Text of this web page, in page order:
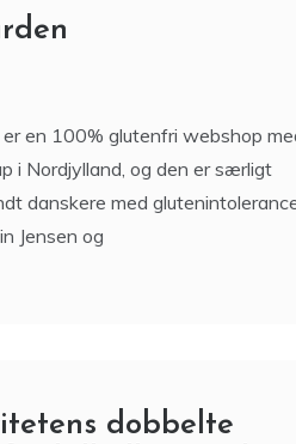
Jensen og
dobbelte
billedkunst til
ofte med pensler, farver og